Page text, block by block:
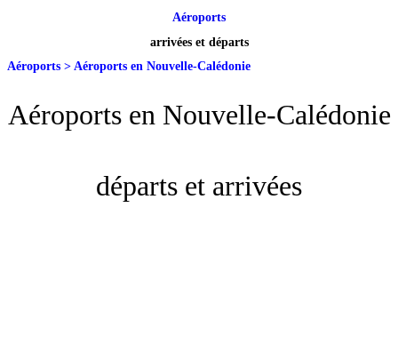
Aéroports
arrivées et départs
Aéroports > Aéroports en Nouvelle-Calédonie
Aéroports en Nouvelle-Calédonie
départs et arrivées